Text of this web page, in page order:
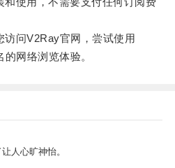
问V2Ray官网，尝试使用
网络浏览体验。
人心旷神怡。